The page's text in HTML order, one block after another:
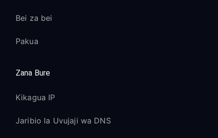
Bei za bei
Pakua
Zana Bure
Kikagua IP
Jaribio la Uvujaji wa DNS